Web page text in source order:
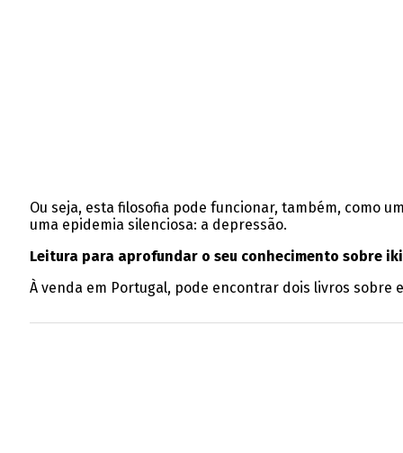
Ou seja, esta filosofia pode funcionar, também, como
uma epidemia silenciosa: a depressão.
Leitura para aprofundar o seu conhecimento sobre
À venda em Portugal, pode encontrar dois livros